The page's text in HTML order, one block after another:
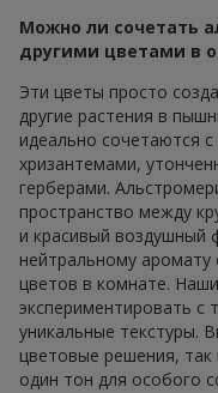
Можно ли сочетать
другими цветами в
Эти цветы просто
другие растения в
идеально сочетаются
хризантемами,
герберами.
пространство между
и красивый воздушный
нейтральному аромату
цветов в комнате.
экспериментировать с
уникальные текстуры.
цветовые решения,
один тон для особого